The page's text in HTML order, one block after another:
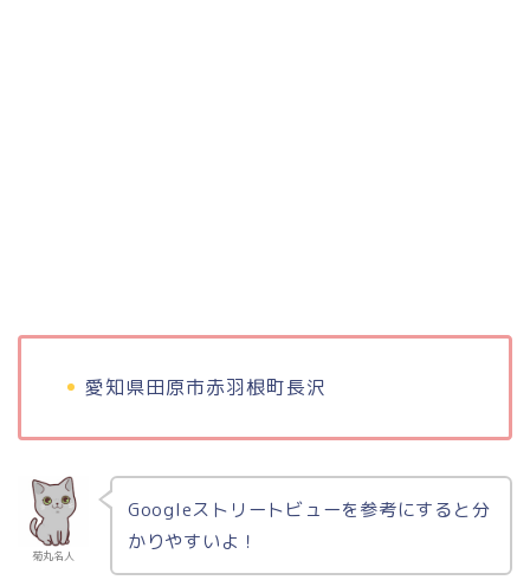
愛知県田原市赤羽根町長沢
菊丸名人
Googleストリートビューを参考にすると分
かりやすいよ！